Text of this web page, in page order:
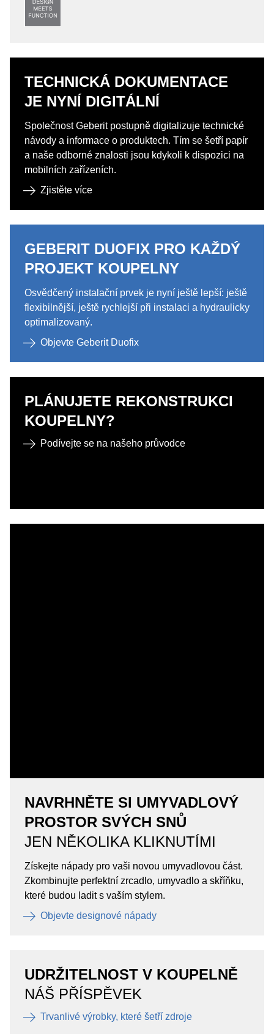
TECHNICKÁ DOKUMENTACE
JE NYNÍ DIGITÁLNÍ
Společnost Geberit postupně digitalizuje technické
návody a informace o produktech. Tím se šetří papír
a naše odborné znalosti jsou kdykoli k dispozici na
mobilních zařízeních.
Zjistěte více
GEBERIT DUOFIX PRO KAŽDÝ
PROJEKT KOUPELNY
Osvědčený instalační prvek je nyní ještě lepší: ještě
flexibilnější, ještě rychlejší při instalaci a hydraulicky
optimalizovaný.
Objevte Geberit Duofix
PLÁNUJETE REKONSTRUKCI
KOUPELNY?
Podívejte se na našeho průvodce
NAVRHNĚTE SI UMYVADLOVÝ
PROSTOR SVÝCH SNŮ
JEN NĚKOLIKA KLIKNUTÍMI
Získejte nápady pro vaši novou umyvadlovou část.
Zkombinujte perfektní zrcadlo, umyvadlo a skříňku,
které budou ladit s vaším stylem.
Objevte designové nápady
UDRŽITELNOST V KOUPELNĚ
NÁŠ PŘÍSPĚVEK
Trvanlivé výrobky, které šetří zdroje